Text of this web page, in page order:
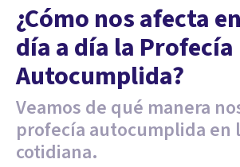
¿Cómo nos afecta
día a día la Profecía
Autocumplida?
Veamos de qué manera
profecía autocumplida en
cotidiana.